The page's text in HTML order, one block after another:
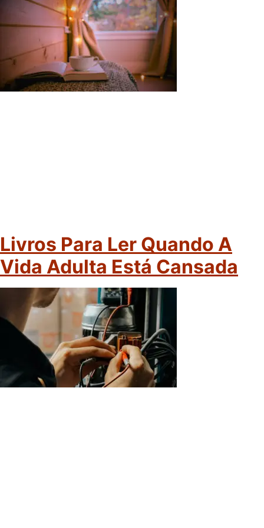
Livros Para Ler Quando A
Vida Adulta Está Cansada